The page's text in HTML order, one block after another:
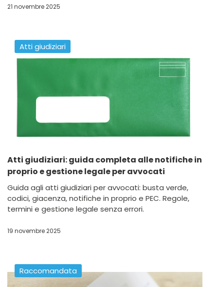
21 novembre 2025
Atti giudiziari
Atti giudiziari: guida completa alle notifiche in
proprio e gestione legale per avvocati
Guida agli atti giudiziari per avvocati: busta verde,
codici, giacenza, notifiche in proprio e PEC. Regole,
termini e gestione legale senza errori.
19 novembre 2025
Raccomandata